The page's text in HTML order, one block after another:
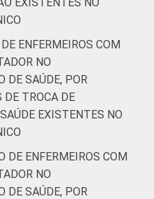
ENFERMEIROS COM
NO
DE SAÚDE, POR
DE TROCA DE
EXISTENTES NO
DE ENFERMEIROS COM
NO
DE SAÚDE, POR